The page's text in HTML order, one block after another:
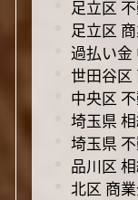
足立区
足立区
過払い金
世田谷区
中央区
埼玉県
埼玉県
品川区
北区 商